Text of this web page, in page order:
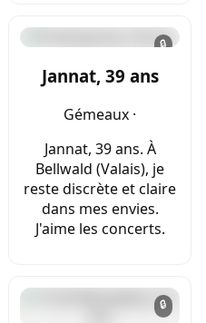
🔒
Jannat, 39 ans
Gémeaux ·
Jannat, 39 ans. À
Bellwald (Valais), je
reste discrète et claire
dans mes envies.
J'aime les concerts.
🔒